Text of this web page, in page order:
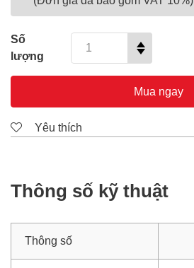
Số
lượng
Mua ngay
Yêu thích
Thông số kỹ thuật
Thông số